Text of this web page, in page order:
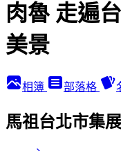
肉魯 走遍
美景
相簿 部落格
馬祖台北市集